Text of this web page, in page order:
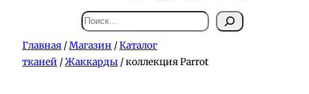
Поиск
Главная /Магазин /Каталог
тканей /Жаккарды / коллекция Parrot